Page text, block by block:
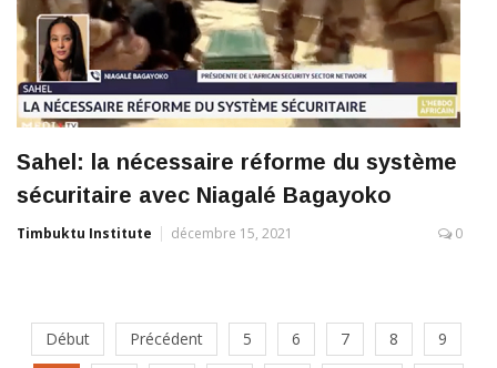
Sahel: la nécessaire réforme du système
sécuritaire avec Niagalé Bagayoko
Timbuktu Institute décembre 15, 2021 0
Début Précédent 5 6 7 8
9